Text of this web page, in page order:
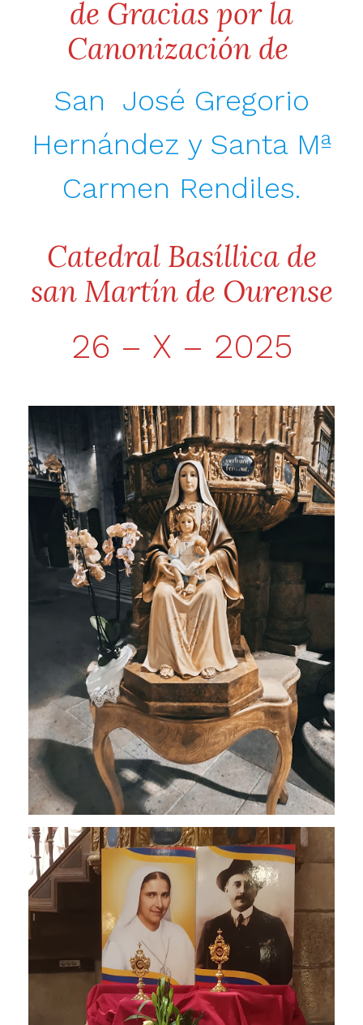
de Gracias por la
Canonización de
San José Gregorio
Hernández y Santa Mª
Carmen Rendiles.
Catedral Basíllica de
san Martín de Ourense
26 – X – 2025